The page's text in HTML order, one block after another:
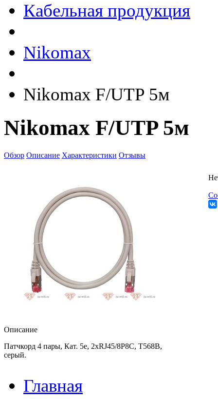
Кабельная продукция
Nikomax
Nikomax F/UTP 5м
Nikomax F/UTP 5м
Обзор Описание Характеристики Отзывы
Описание
Патчкорд 4 пары, Кат. 5е, 2xRJ45/8P8C, T568B,
серый.
Главная